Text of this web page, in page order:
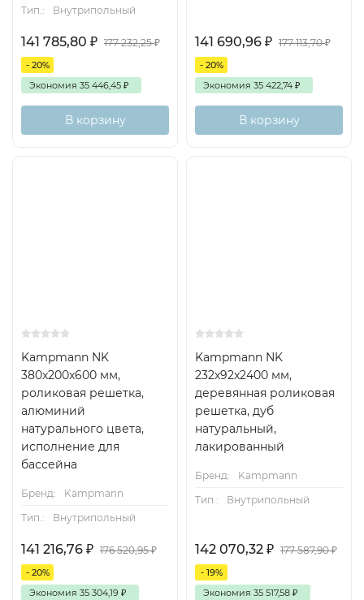
Тип.:
Внутрипольный
141 785,80 ₽ 177 232,25₽
- 20%
Экономия 35 446,45 ₽
В корзину
141 690,96 ₽ 177 113,70₽
- 20%
Экономия 35 422,74 ₽
В корзину
Kampmann NK
380x200x600 мм,
роликовая решетка,
алюминий
натурального цвета,
исполнение для
бассейна
Бренд:
Kampmann
Тип.:
Внутрипольный
141 216,76 ₽ 176 520,95₽
- 20%
Экономия 35 304,19 ₽
Kampmann NK
232x92x2400 мм,
деревянная роликовая
решетка, дуб
натуральный,
лакированный
Бренд:
Kampmann
Тип.:
Внутрипольный
142 070,32 ₽ 177 587,90₽
- 19%
Экономия 35 517,58 ₽